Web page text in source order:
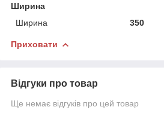
Ширина
Ширина
350
Приховати
Відгуки про товар
Ще немає відгуків про цей товар